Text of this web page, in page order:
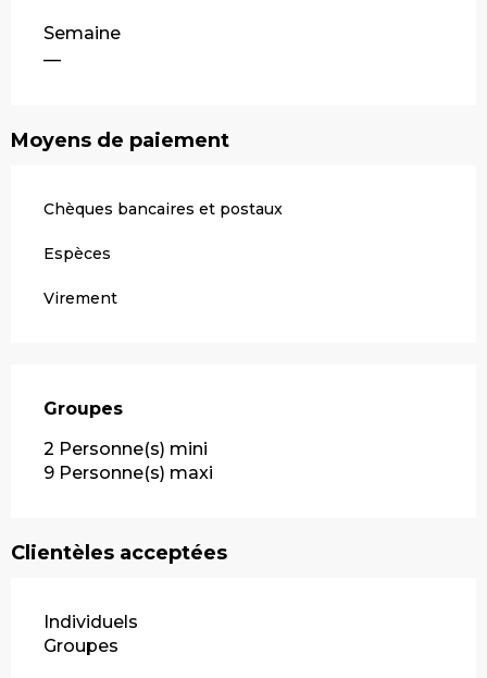
Tarifs 2026
Semaine
—
Moyens de paiement
Chèques bancaires et postaux
Espèces
Virement
Groupes
Groupes
2 Personne(s) mini
9 Personne(s) maxi
Clientèles acceptées
Individuels
Groupes